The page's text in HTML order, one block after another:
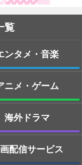
覧
ンタメ・音楽
ニメ・ゲーム
海外ドラマ
配信サービス